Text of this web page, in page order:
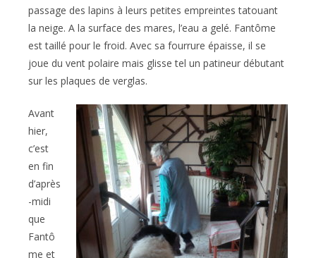
passage des lapins à leurs petites empreintes tatouant
la neige. A la surface des mares, l’eau a gelé. Fantôme
est taillé pour le froid. Avec sa fourrure épaisse, il se
joue du vent polaire mais glisse tel un patineur débutant
sur les plaques de verglas.
Avant
hier,
c’est
en fin
d’après
-midi
que
Fantô
me et